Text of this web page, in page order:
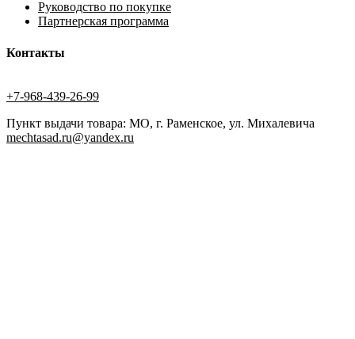
Руководство по покупке
Партнерская программа
Контакты
+7-968-439-26-99
Пункт выдачи товара: МО, г. Раменское, ул. Михалевича
mechtasad.ru@yandex.ru